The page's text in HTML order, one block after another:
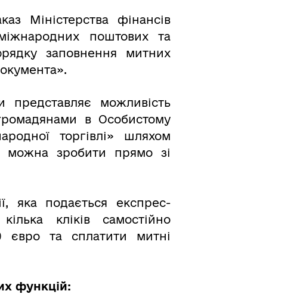
Міністерства фінансів
поштових та
заповнення митних
можливість
в Особистому
торгівлі» шляхом
можна зробити прямо зі
яка подається експрес-
кліків самостійно
євро та сплатити митні
функцій: